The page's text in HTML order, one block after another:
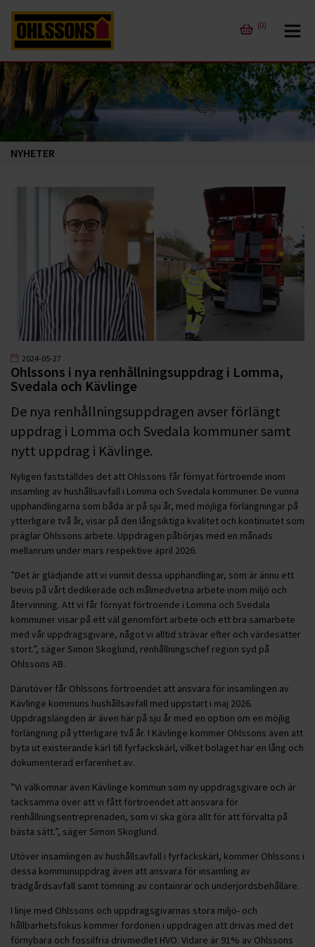
(0)
NYHETER
2024-05-27
Ohlssons i nya renhållningsuppdrag i Lomma,
Svedala och Kävlinge
De nya renhållningsuppdragen avser förlängt
uppdrag i Lomma och Svedala kommuner samt
nytt uppdrag i Kävlinge.
Nyligen fastställdes det att Ohlssons får förnyat förtroende inom
insamling av hushållsavfall i Lomma och Svedala kommuner. De vunna
upphandlingarna som båda är på sju år, med möjliga förlängningar på
ytterligare två år, visar på den långsiktiga kvalitet och kontinuitet som
präglar Ohlssons arbete. Uppdragen påbörjas med en månads
mellanrum under mars respektive april 2026.
”Det är glädjande att vi vunnit dessa upphandlingar, som är ännu ett
bevis på vårt dedikerade och målmedvetna arbete inom miljö och
återvinning. Att vi får förnyat förtroende i Lomma och Svedala
kommuner visar på ett väl genomfört arbete och ett bra samarbete
med vår uppdragsgivare, något vi alltid strävar efter och värdesätter
stort.”, säger Simon Skoglund, renhållningschef region syd på
Ohlssons AB.
Därutöver får Ohlssons förtroendet att ansvara för insamlingen av
Kävlinge kommuns hushållsavfall med uppstart i maj 2026.
Uppdragslängden är även här på sju år med en option om en möjlig
förlängning på ytterligare två år. I Kävlinge kommer Ohlssons även att
byta ut existerande kärl till fyrfackskärl, vilket bolaget har en lång och
dokumenterad erfarenhet av.
”Vi välkomnar även Kävlinge kommun som ny uppdragsgivare och är
tacksamma över att vi fått förtroendet att ansvara för
renhållningsentreprenaden, som vi ska göra allt för att förvalta på
bästa sätt.”, säger Simon Skoglund.
Utöver insamlingen av hushållsavfall i fyrfackskärl, kommer Ohlssons i
dessa kommunuppdrag även att ansvara för insamling av
trädgårdsavfall samt tömning av containrar och underjordsbehållare.
I linje med Ohlssons och uppdragsgivarnas stora miljö- och
hållbarhetsfokus kommer fordonen i uppdragen att drivas med det
förnybara och fossilfria drivmedlet HVO. Vidare är 91% av Ohlssons